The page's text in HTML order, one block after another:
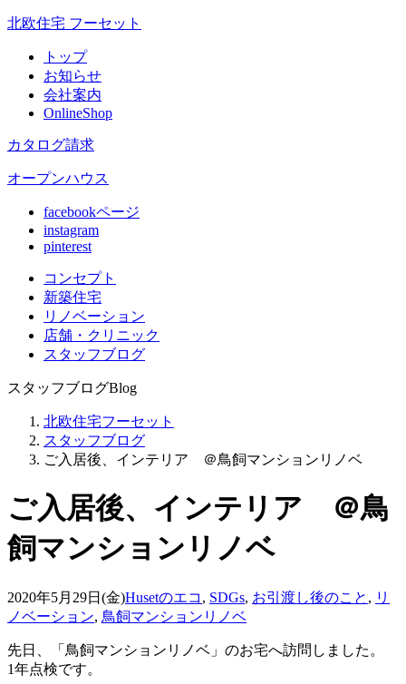
北欧住宅 フーセット
トップ
お知らせ
会社案内
OnlineShop
カタログ請求
オープンハウス
facebookページ
instagram
pinterest
コンセプト
新築住宅
リノベーション
店舗 ・クリニック
スタッフブログ
スタッフブログBlog
北欧住宅フーセット
スタッフブログ
ご入居後、インテリア ＠鳥飼マンションリノベ
ご入居後、インテリア ＠鳥
飼マンションリノベ
2020年5月29日(金)Husetのエコ , SDGs, お引渡し後のこと , リ
ノベーション, 鳥飼マンションリノベ
先日、「鳥飼マンションリノベ」のお宅へ訪問しました。
1年点検です。